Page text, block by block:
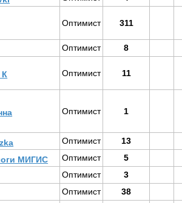
Оптимист 311
Оптимист 8
К Оптимист 11
Оптимист 1
Оптимист
13
МИГИС Оптимист
5
Оптимист
3
Оптимист
38